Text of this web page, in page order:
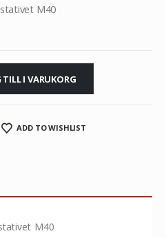
M40
TILL I VARUKORG
ADD TO WISHLIST
M40